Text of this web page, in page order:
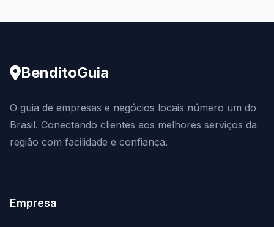
BenditoGuia
O guia de empresas e negócios locais número um do
Brasil. Conectando clientes aos melhores serviços da
região com facilidade e confiança.
Empresa